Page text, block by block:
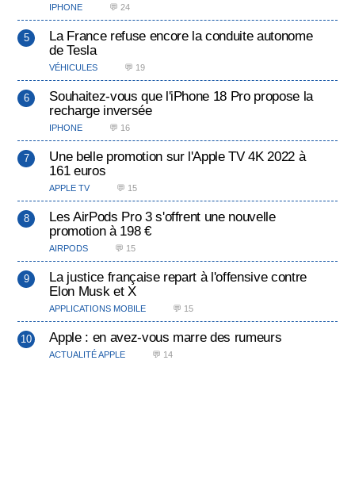
IPHONE 💬 24
La France refuse encore la conduite autonome
de Tesla
VÉHICULES 💬 19
Souhaitez-vous que l'iPhone 18 Pro propose la
recharge inversée
IPHONE 💬 16
Une belle promotion sur l'Apple TV 4K 2022 à
161 euros
APPLE TV 💬 15
Les AirPods Pro 3 s'offrent une nouvelle
promotion à 198 €
AIRPODS 💬 15
La justice française repart à l'offensive contre
Elon Musk et X
APPLICATIONS MOBILE 💬 15
Apple : en avez-vous marre des rumeurs
ACTUALITÉ APPLE 💬 14